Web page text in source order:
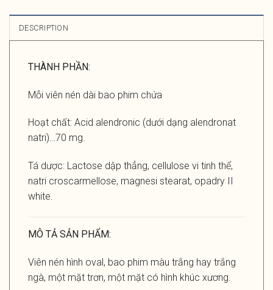
DESCRIPTION
THÀNH PHẦN:
Mỗi viên nén dài bao phim chứa
Hoạt chất: Acid alendronic (dưới dạng alendronat
natri)…70 mg.
Tá dược: Lactose dập thẳng, cellulose vi tinh thể,
natri croscarmellose, magnesi stearat, opadry II
white.
MÔ TẢ SẢN PHẨM:
Viên nén hình oval, bao phim màu trắng hay trắng
ngà, một mặt trơn, một mặt có hình khúc xương.